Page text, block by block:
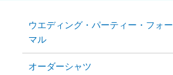
ウエディング・パーティー・フォー
マル
オーダーシャツ